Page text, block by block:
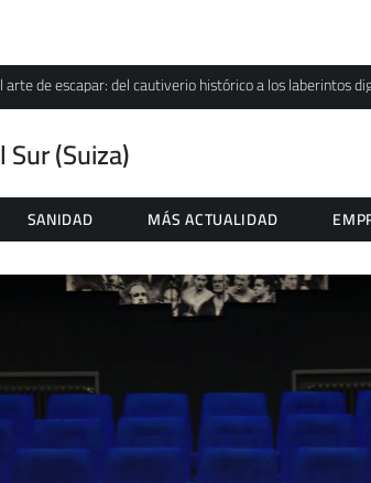
arte de escapar: del cautiverio histórico a los laberintos
(Suiza)
SANIDAD MÁS ACTUALIDAD